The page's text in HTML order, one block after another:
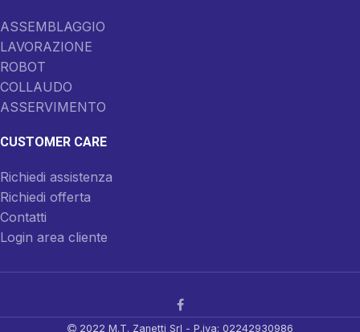
ASSEMBLAGGIO
LAVORAZIONE
ROBOT
COLLAUDO
ASSERVIMENTO
CUSTOMER CARE
Richiedi assistenza
Richiedi offerta
Contatti
Login area cliente
2022 M.T. Zanetti Srl - P.iva: 02242930986